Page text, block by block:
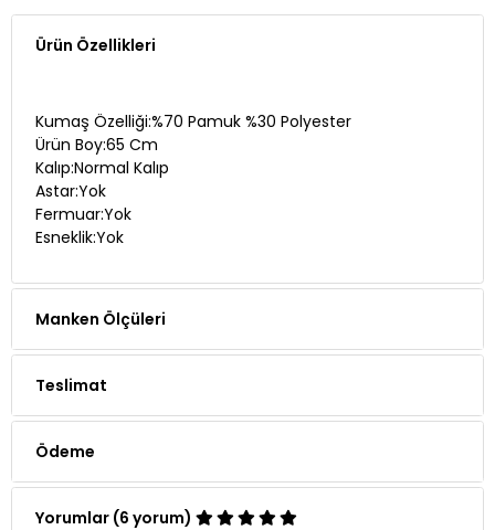
Ürün Özellikleri
Kumaş Özelliği:%70 Pamuk %30 Polyester
Ürün Boy:65 Cm
Kalıp:Normal Kalıp
Astar:Yok
Fermuar:Yok
Esneklik:Yok
Manken Ölçüleri
Teslimat
Ödeme
Yorumlar (6 yorum)